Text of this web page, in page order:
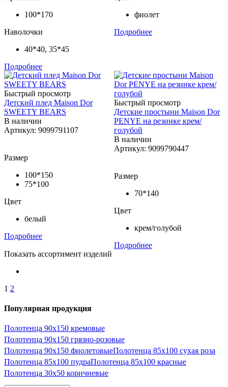
100*170
Наволочки
40*40, 35*45
Подробнее
фиолет
Подробнее
Быстрый просмотр
Детский плед Maison Dor
SWEETY BEARS
В наличии
Артикул: 9099791107
Размер
100*150
75*100
Цвет
белый
Подробнее
Быстрый просмотр
Детские простыни Maison Dor
PENYE на резинке крем/
голубой
В наличии
Артикул: 9099790447
Размер
70*140
Цвет
крем/голубой
Подробнее
Показать ассортимент изделий
1 2
Популярная продукция
Полотенца 90х150 кремовые
Полотенца 90х150 грязно-розовые
Полотенца 90х150 фиолетовыеПолотенца 85х100 сухая роза
Полотенца 85х100 пудраПолотенца 85х100 красные
Полотенца 30х50 коричневые